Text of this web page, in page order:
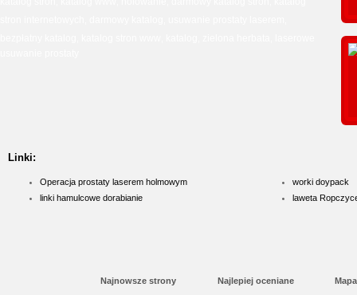
Linki:
Operacja prostaty laserem holmowym
linki hamulcowe dorabianie
worki doypack
laweta
Najnowsze strony Najlepiej oceniane